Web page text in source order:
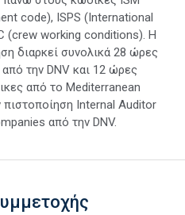
code), ISPS (International
(crew working conditions). Η
διαρκεί συνολικά 28 ώρες
την DNV και 12 ώρες
από το Mediterranean
Internal Auditor
από την DNV.